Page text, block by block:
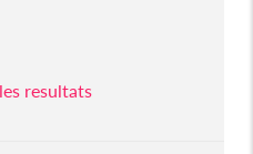
resultats